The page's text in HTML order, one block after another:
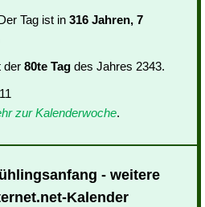
Tag ist in 316 Jahren, 7
der 80te Tag des Jahres 2343.
zur Kalenderwoche.
- weitere
Kalender